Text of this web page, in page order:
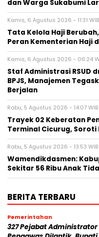
dan Warga Sukabumi
Kamis, 6 Agustus 2026 - 11:31 WIB
Tata Kelola Haji
Peran Kementerian Haji
Kamis, 6 Agustus 2026 - 06:24
Staf Administrasi RSUD
BPJS, Manajemen
Berjalan
Rabu, 5 Agustus 2026 - 14:07 WIB
‎Trayek 02 Keberatan
Terminal Cicurug, Soroti
Rabu, 5 Agustus 2026 - 13:53 WIB
Wamendikdasmen:
Sekitar 56 Ribu Anak
BERITA TERBARU
Pemerintahan
327 Pejabat Administrator